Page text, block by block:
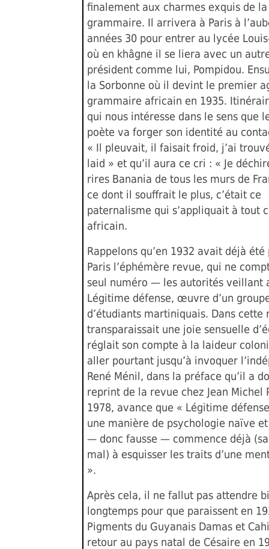
finalement aux charmes exquis de la
grammaire. Il arrivera à Paris à
années 30 pour entrer au lycée
où en khâgne il se liera avec un
président comme lui, Pompidou.
la Sorbonne où il devint le premier
grammaire africain en 1935.
qui nous intéresse dans le sens que
poète va forger son identité au
« Il pleuvait, il faisait froid, j’ai
laid » et qu’il aura ce cri : « Je
rires Banania de tous les murs de
ce dont il souffrait le plus, c’était ce
paternalisme qui s’appliquait à tout
africain.
Rappelons qu’en 1932 avait déjà
Paris l’éphémère revue, qui ne
seul numéro — les autorités veillant
Légitime défense, œuvre d’un
d’étudiants martiniquais. Dans cette
transparaissait une joie sensuelle
réglait son compte à la laideur
aller pourtant jusqu’à invoquer
René Ménil, dans la préface qu’il a
reprint de la revue chez Jean Michel
1978, avance que « Légitime
une manière de psychologie naïve
— donc fausse — commence déjà
mal) à esquisser les traits d’une
».
Après cela, il ne fallut pas attendre
longtemps pour que paraissent en
Pigments du Guyanais Damas et
retour au pays natal de Césaire en